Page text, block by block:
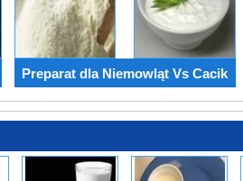
Preparat dla Niemowląt Vs Cacik